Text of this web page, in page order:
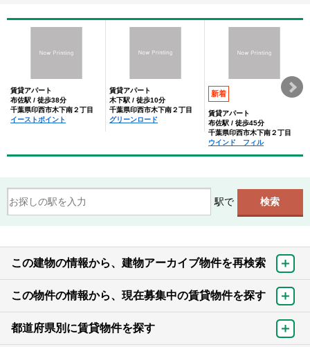
賃貸アパート
布佐駅 / 徒歩38分
千葉県印西市木下南２丁目
イーストポイント
賃貸アパート
木下駅 / 徒歩10分
千葉県印西市木下南２丁目
グリーンロード
新着
賃貸アパート
布佐駅 / 徒歩45分
千葉県印西市木下南２丁目
ウインド フィル
駅で
この建物の情報から、建物アーカイブ物件を再検索
この物件の情報から、現在募集中の賃貸物件を探す
都道府県別に賃貸物件を探す